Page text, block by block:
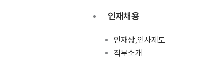
인재채용
인재상,인사제도
직무소개